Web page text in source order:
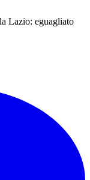
Lazio: eguagliato